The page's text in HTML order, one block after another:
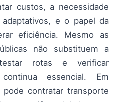
custos, a necessidade
e o papel da
eficiência. Mesmo as
não substituem a
rotas e verificar
essencial. Em
pode contratar transporte